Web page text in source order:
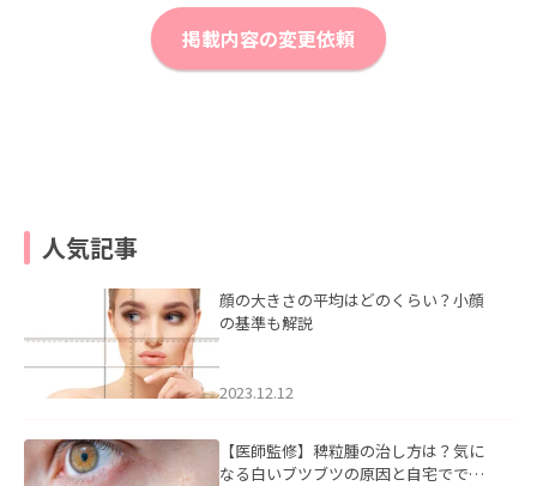
掲載内容の変更依頼
人気記事
顔の大きさの平均はどのくらい？小顔
の基準も解説
2023.12.12
【医師監修】稗粒腫の治し方は？気に
なる白いブツブツの原因と自宅ででき